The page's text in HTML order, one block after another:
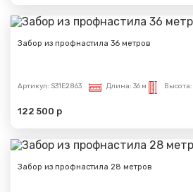
Забор из профнастила 36 метров
Артикул: S31E2863 Длина: 36 м Высота:
122 500 р
Забор из профнастила 28 метров